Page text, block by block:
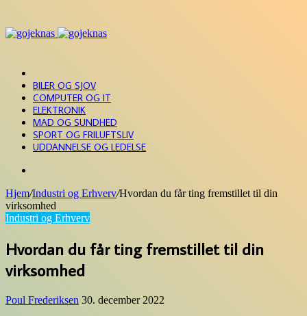
Menu
BILER OG SJOV
COMPUTER OG IT
ELEKTRONIK
MAD OG SUNDHED
SPORT OG FRILUFTSLIV
UDDANNELSE OG LEDELSE
Hjem/Industri og Erhverv/Hvordan du får ting fremstillet til din
virksomhed
Industri og Erhverv
Hvordan du får ting fremstillet til din
virksomhed
Poul Frederiksen 30. december 2022